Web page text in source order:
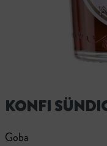
KONFI
Goba